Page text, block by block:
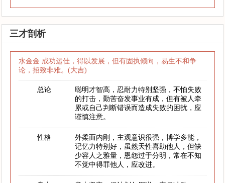
三才剖析
水金金 成功运佳，得以发展，但有固执倾向，易生不和争
论，招致非难。(大吉)
总论
聪明才智高，忍耐力特别坚强，不怕失败
的打击，勤苦奋发事业有成，但有被人牵
累或自己判断错误而造成失败的困扰，应
谨慎注意。
性格
外柔而内刚，主观意识很强，博学多能，
记忆力特别好，虽然天性喜助他人，但缺
少容人之雅量，恩怨过于分明，常在不知
不觉中得罪他人，应改进。